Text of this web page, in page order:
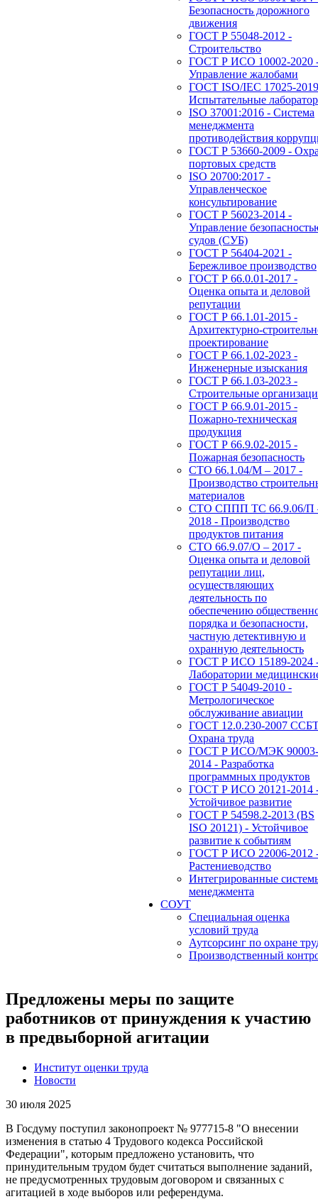
Безопасность дорожного
движения
ГОСТ Р 55048-2012 -
Строительство
ГОСТ Р ИСО 10002-2020
Управление жалобами
ГОСТ ISO/IEC 17025-
Испытательные
ISO 37001:2016 - Система
менеджмента
противодействия
ГОСТ Р 53660-2009 -
портовых средств
ISO 20700:2017 -
Управленческое
консультирование
ГОСТ Р 56023-2014 -
Управление
судов (СУБ)
ГОСТ Р 56404-2021 -
Бережливое производство
ГОСТ Р 66.0.01-2017 -
Оценка опыта и деловой
репутации
ГОСТ Р 66.1.01-2015 -
Архитектурно-
проектирование
ГОСТ Р 66.1.02-2023 -
Инженерные изыскания
ГОСТ Р 66.1.03-2023 -
Строительные
ГОСТ Р 66.9.01-2015 -
Пожарно-техническая
продукция
ГОСТ Р 66.9.02-2015 -
Пожарная безопасность
СТО 66.1.04/М – 2017 -
Производство
материалов
СТО СППП ТС 66.9.06/П
2018 - Производство
продуктов питания
СТО 66.9.07/О – 2017 -
Оценка опыта и деловой
репутации лиц,
осуществляющих
деятельность по
обеспечению
порядка и безопасности,
частную детективную и
охранную деятельность
ГОСТ Р ИСО 15189-2024
Лаборатории
ГОСТ Р 54049-2010 -
Метрологическое
обслуживание авиации
ГОСТ 12.0.230-2007
Охрана труда
ГОСТ Р ИСО/МЭК 90003-
2014 - Разработка
программных продуктов
ГОСТ Р ИСО 20121-2014
Устойчивое развитие
ГОСТ Р 54598.2-2013 (BS
ISO 20121) - Устойчивое
развитие к событиям
ГОСТ Р ИСО 22006-2012
Растениеводство
Интегрированные
менеджмента
СОУТ
Специальная оценка
условий труда
Аутсорсинг по охране
Производственный
Предложены меры по защите
работников от принуждения к участию
в предвыборной агитации
Институт оценки труда
Новости
30 июля 2025
В Госдуму поступил законопроект № 977715-8 "О внесении
изменения в статью 4 Трудового кодекса Российской
Федерации", которым предложено установить, что
принудительным трудом будет считаться выполнение заданий,
не предусмотренных трудовым договором и связанных с
агитацией в ходе выборов или референдума.